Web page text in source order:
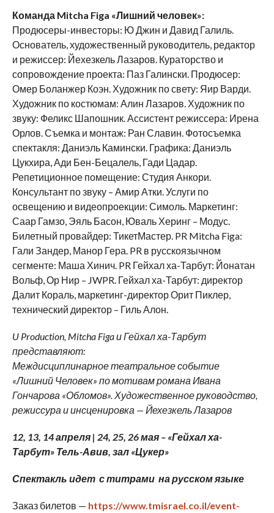
Команда Mitcha Figa «Лишний человек»:
Продюсеры-инвесторы: Ю Джин и Давид Галиль.
Основатель, художественный руководитель, редактор
и режиссер: Йехезкель Лазаров. Кураторство и
сопровождение проекта: Паз Галински. Продюсер:
Омер Боланжер Коэн. Художник по свету: Яир Варди.
Художник по костюмам: Алин Лазаров. Художник по
звуку: Феликс Шапошник. Ассистент режиссера: Ирена
Орлов. Съемка и монтаж: Ран Славин. Фотосъемка
спектакля: Даниэль Камински. Графика: Даниэль
Цукхира, Ади Бен-Бецалель, Гади Цадар.
Репетиционное помещение: Студия Анкори.
Консультант по звуку – Амир Атки. Услуги по
освещению и видеопроекции: Симоль. Маркетинг:
Саар Гамзо, Эяль Басон, Юваль Херинг – Модус.
Билетный провайдер: ТикетМастер. PR Mitcha Figa:
Гали Зандер, Манор Гера. PR в русскоязычном
сегменте: Маша Хинич. PR Гейхал ха-Тарбут: Йонатан
Вольф, Ор Нир – JWPR. Гейхал ха-Тарбут: директор
Далит Кораль, маркетинг-директор Орит Пиклер,
технический директор – Гиль Алон.
U Production, Mitcha Figa и Гейхал ха-Тарбут
представляют:
Междисциплинарное театральное событие
«Лишний Человек» по мотивам романа Ивана
Гончарова «Обломов». Художественное руководство,
режиссура и инсценировка — Йехезкель Лазаров
12, 13, 14 апреля | 24, 25, 26 мая – «Гейхал ха-
Тарбут» Тель-Авив, зал «Цукер»
Спектакль идет с титрами на русском языке
Заказ билетов — https://www.tmisrael.co.il/event-